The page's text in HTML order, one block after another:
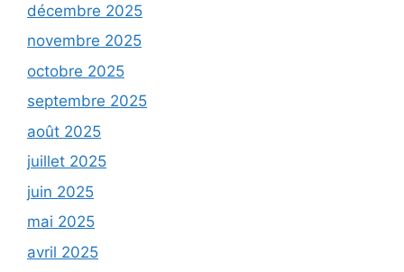
décembre 2025
novembre 2025
octobre 2025
septembre 2025
août 2025
juillet 2025
juin 2025
mai 2025
avril 2025